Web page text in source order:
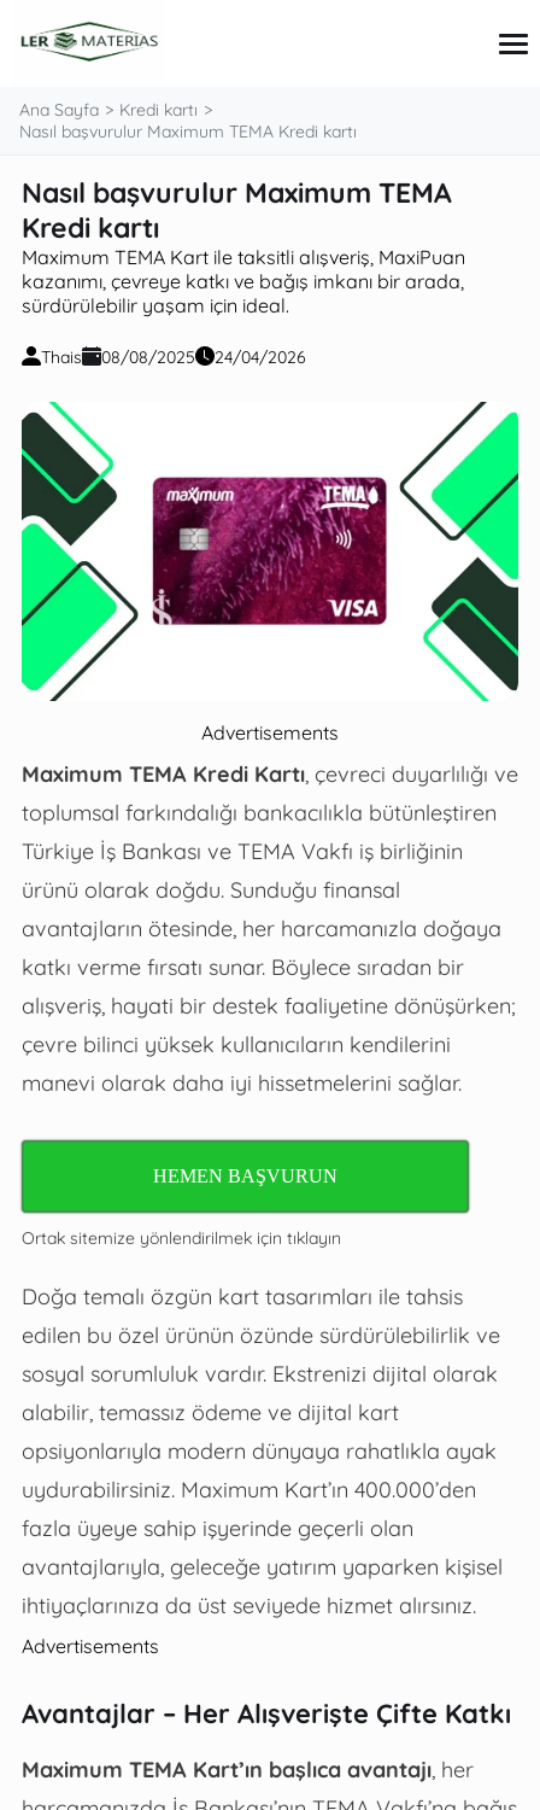
İpuçları ve Kılavuzlar
Kişisel Finans
Kredi kartı
Krediler ve Yatırımlar
Ana Sayfa
Kredi kartı
Nasıl başvurulur Maximum TEMA Kredi kartı
Nasıl başvurulur Maximum TEMA
Kredi kartı
Maximum TEMA Kart ile taksitli alışveriş, MaxiPuan
kazanımı, çevreye katkı ve bağış imkanı bir arada,
sürdürülebilir yaşam için ideal.
Thais 08/08/2025 24/04/2026
Advertisements
Maximum TEMA Kredi Kartı, çevreci duyarlılığı ve
toplumsal farkındalığı bankacılıkla bütünleştiren
Türkiye İş Bankası ve TEMA Vakfı iş birliğinin
ürünü olarak doğdu. Sunduğu finansal
avantajların ötesinde, her harcamanızla doğaya
katkı verme fırsatı sunar. Böylece sıradan bir
alışveriş, hayati bir destek faaliyetine dönüşürken;
çevre bilinci yüksek kullanıcıların kendilerini
manevi olarak daha iyi hissetmelerini sağlar.
HEMEN BAŞVURUN
Ortak sitemize yönlendirilmek için tıklayın
Doğa temalı özgün kart tasarımları ile tahsis
edilen bu özel ürünün özünde sürdürülebilirlik ve
sosyal sorumluluk vardır. Ekstrenizi dijital olarak
alabilir, temassız ödeme ve dijital kart
opsiyonlarıyla modern dünyaya rahatlıkla ayak
uydurabilirsiniz. Maximum Kart’ın 400.000’den
fazla üyeye sahip işyerinde geçerli olan
avantajlarıyla, geleceğe yatırım yaparken kişisel
ihtiyaçlarınıza da üst seviyede hizmet alırsınız.
Advertisements
Avantajlar – Her Alışverişte Çifte Katkı
Maximum TEMA Kart’ın başlıca avantajı, her